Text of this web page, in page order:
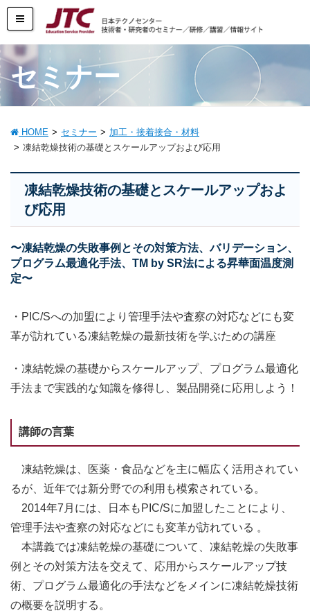
セミナー
HOME セミナー
加工・接着接合・材料
凍結乾燥技術の基礎とスケールアップおよび応用
凍結乾燥技術の基礎とスケールアップおよ
び応用
〜凍結乾燥の失敗事例とその対策方法、バリデーション、
プログラム最適化手法、TM by SR法による昇華面温度測
定〜
・PIC/Sへの加盟により管理手法や査察の対応などにも変
革が訪れている凍結乾燥の最新技術を学ぶための講座
・凍結乾燥の基礎からスケールアップ、プログラム最適化
手法まで実践的な知識を修得し、製品開発に応用しよう！
講師の言葉
凍結乾燥は、医薬・食品などを主に幅広く活用されてい
るが、近年では新分野での利用も模索されている。
2014年7月には、日本もPIC/Sに加盟したことにより、
管理手法や査察の対応などにも変革が訪れている 。
本講義では凍結乾燥の基礎について、凍結乾燥の失敗事
例とその対策方法を交えて、応用からスケールアップ技
術、プログラム最適化の手法などをメインに凍結乾燥技術
の概要を説明する。